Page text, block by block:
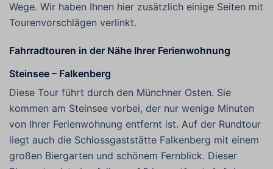
Wege. Wir haben Ihnen hier zusätzlich einige Seiten mit
Tourenvorschlägen verlinkt.
Fahrradtouren in der Nähe Ihrer Ferienwohnung
Steinsee – Falkenberg
Diese Tour führt durch den Münchner Osten. Sie
kommen am Steinsee vorbei, der nur wenige Minuten
von Ihrer Ferienwohnung entfernt ist. Auf der Rundtour
liegt auch die Schlossgaststätte Falkenberg mit einem
großen Biergarten und schönem Fernblick. Dieser